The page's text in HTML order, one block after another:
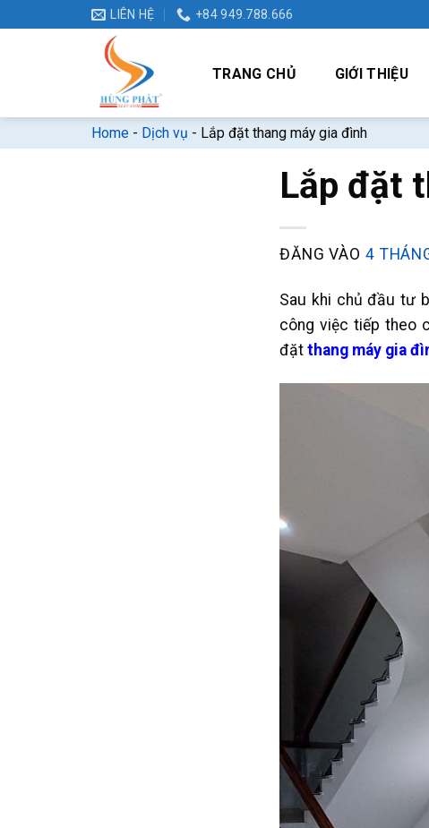
LIÊN HỆ +84 949.788.666
TRANG CHỦ GIỚI THIỆU
Home - Dịch vụ - Lắp đặt thang máy gia đình
Lắp đặt
ĐĂNG VÀO 4
Sau khi chủ đầu tư
công việc tiếp theo
đặt thang máy gia